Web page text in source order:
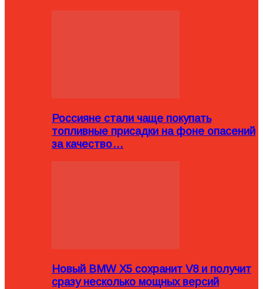
Россияне стали чаще покупать
топливные присадки на фоне опасений
за качество…
Новый BMW X5 сохранит V8 и получит
сразу несколько мощных версий